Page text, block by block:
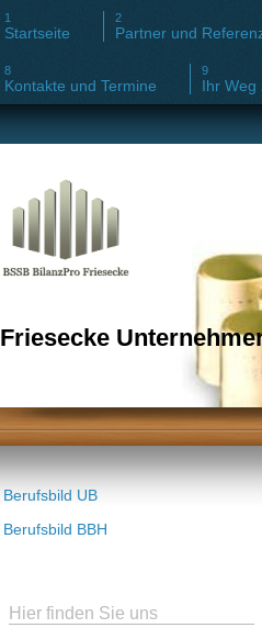
Startseite Partner und
Kontakte und Termine Ihr Weg
Friesecke
Berufsbild UB
Berufsbild BBH
Hier finden Sie uns